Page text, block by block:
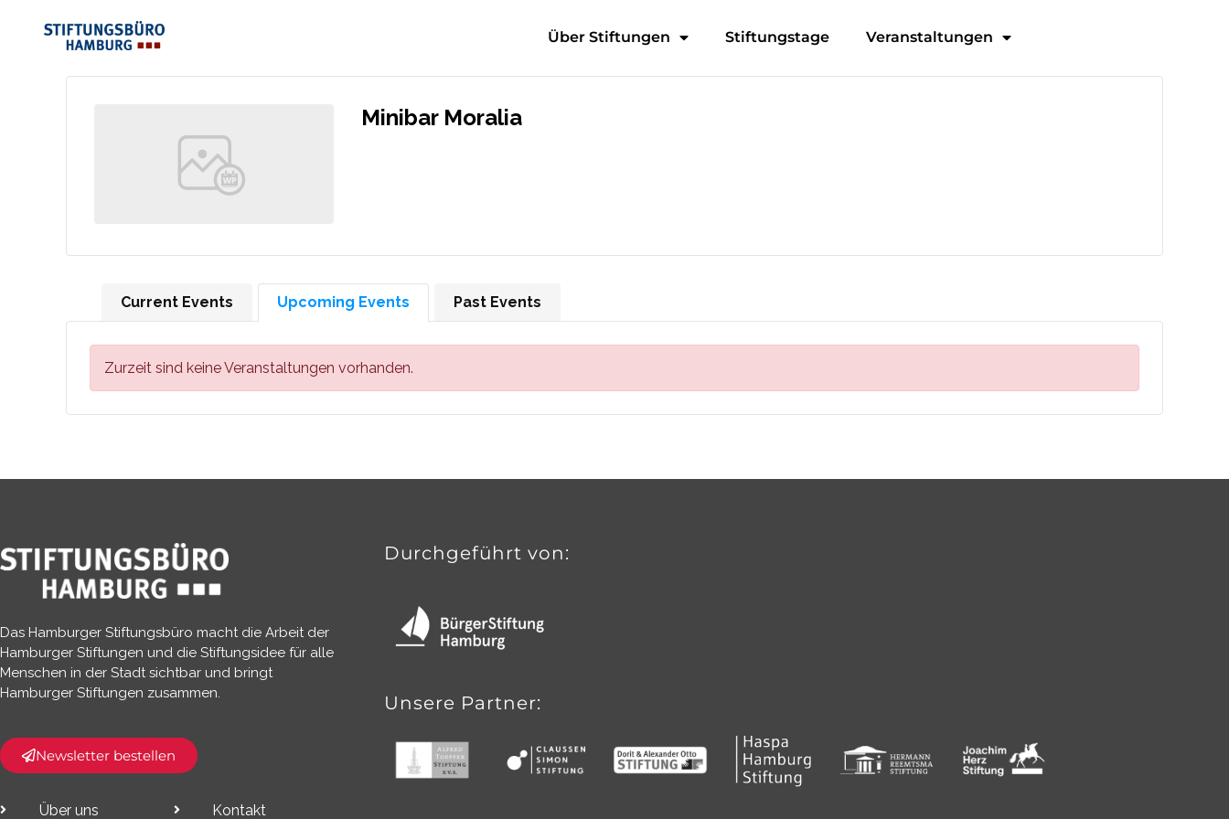
Über Stiftungen Stiftungstage Veranstaltungen
Minibar Moralia
Current Events Upcoming Events Past Events
Zurzeit sind keine Veranstaltungen vorhanden.
Das Hamburger Stiftungsbüro macht die Arbeit der
Hamburger Stiftungen und die Stiftungsidee für alle
Menschen in der Stadt sichtbar und bringt
Hamburger Stiftungen zusammen.​
Newsletter bestellen
Über uns Kontakt
Durchgeführt von:
Unsere Partner: